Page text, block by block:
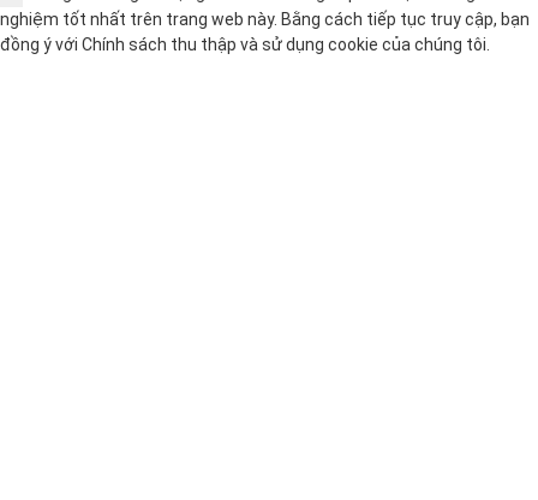
nghiệm tốt nhất trên trang web này. Bằng cách tiếp tục truy cập, bạn
đồng ý với Chính sách thu thập và sử dụng cookie của chúng tôi.